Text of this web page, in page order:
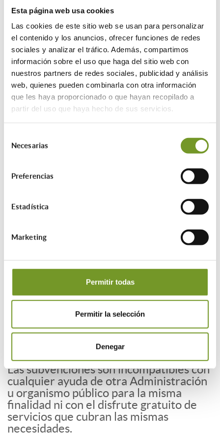
Esta página web usa cookies
Las cookies de este sitio web se usan para personalizar
el contenido y los anuncios, ofrecer funciones de redes
sociales y analizar el tráfico. Además, compartimos
información sobre el uso que haga del sitio web con
nuestros partners de redes sociales, publicidad y análisis
web, quienes pueden combinarla con otra información
que les haya proporcionado o que hayan recopilado a
partir del uso que haya hecho de sus servicios.
Necesarias
Preferencias
Estadística
Marketing
Permitir todas
Permitir la selección
Denegar
la eliminación de barreras
arquitectónicas, movilidad interior y
eficiencia energética.
• Instalación equipamientos
domiciliarios que favorezcan la
promoción de la autonomía personal y la
promoción de la accesibilidad en
situaciones de dificultad
socioeconómica, discapacidad,
enfermedad o riesgo de exclusión social
y la prestación de apoyos que posibiliten
viviendas conectadas mediante medios
tecnológicos, sistemas de conectividad y
Las actuaciones concretas se pueden
encontrar en las bases reguladoras
realizados entre el 20 de marzo de
Máximo el 90% del coste total, con un
beneficiario o unidad de convivencia,
hasta agotar los fondos.
El crédito presupuestario asciende a
Concesión de ayudas en régimen de
concurrencia competitiva (con
baremación)
Las subvenciones son incompatibles con
cualquier ayuda de otra Administración
u organismo público para la misma
finalidad ni con el disfrute gratuito de
servicios que cubran las mismas
necesidades.